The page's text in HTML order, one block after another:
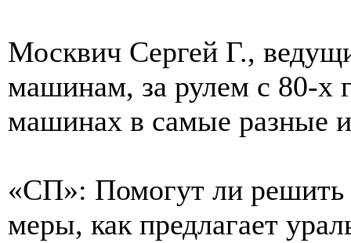
Москвич Сергей Г.,
машинам, за рулем с 80-х
машинах в самые разные
«СП»: Помогут ли решить
меры, как предлагает